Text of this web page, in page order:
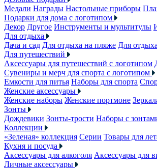
Медали Награды Настольные приборы
Подарки для дома с логотипом
Декор Другое Инструменты и мультитулы
Для отдыха
Дача и сад Для отдыха на пляже Для
Для путешествий
Аксессуары для путешествий с логотипом
Сувениры и мерч для спорта с логотипом
Емкости для питья Наборы для спорта
Женские аксессуары
Женские наборы Женские портмоне
Зонты
Дождевики Зонты-трости Наборы с
Коллекции
«Зеленая» коллекция Серии Товары для
Кухня и посуда
Аксессуары для алкоголя Аксессуары для
Личные аксессуары